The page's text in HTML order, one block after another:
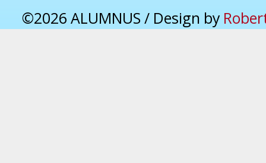
©2026 ALUMNUS / Design by